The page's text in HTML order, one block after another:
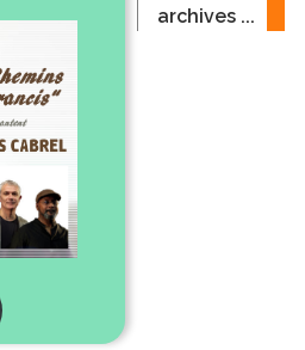
archives ...